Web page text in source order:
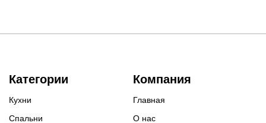
Категории
Кухни
Спальни
Компания
Главная
О нас